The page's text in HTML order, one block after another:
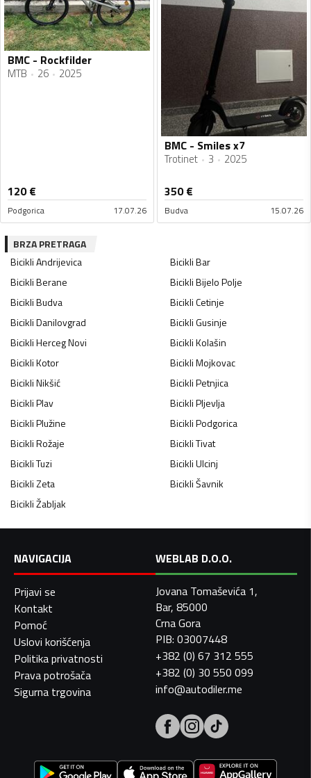
BMC - Rockfilder
MTB 26 2025
120€
Podgorica 17.07.26
BMC - Smiles x7
Trotinet 3 2025
350€
Budva 15.07.26
BRZA PRETRAGA
BicikliAndrijevica BicikliBar
BicikliBerane BicikliBijelo Polje
BicikliBudva BicikliCetinje
BicikliDanilovgrad BicikliGusinje
BicikliHerceg Novi BicikliKolašin
BicikliKotor BicikliMojkovac
BicikliNikšić BicikliPetnjica
BicikliPlav BicikliPljevlja
BicikliPlužine BicikliPodgorica
BicikliRožaje BicikliTivat
BicikliTuzi BicikliUlcinj
BicikliZeta BicikliŠavnik
BicikliŽabljak
NAVIGACIJA
Prijavi se
Kontakt
Pomoć
Uslovi korišćenja
Politika privatnosti
Prava potrošača
Sigurna trgovina
WEBLAB D.O.O.
Jovana Tomaševića 1,
Bar, 85000
Crna Gora
PIB: 03007448
+382 (0) 67 312 555
+382 (0) 30 550 099
info@autodiler.me